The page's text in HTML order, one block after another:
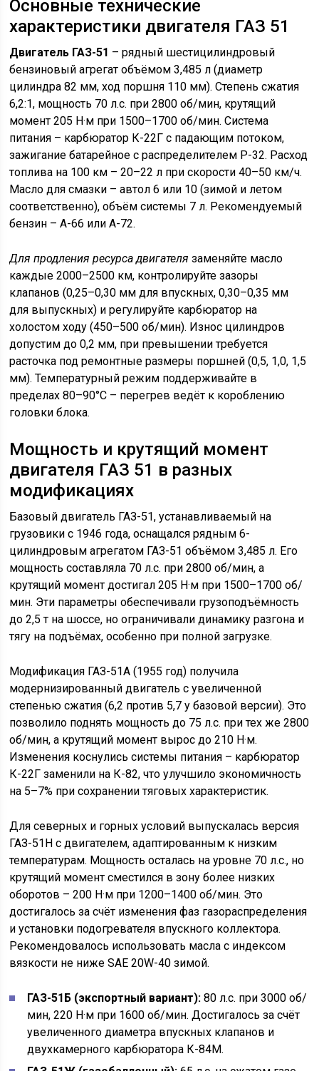
Основные технические
характеристики двигателя ГАЗ 51
Двигатель ГАЗ-51 – рядный шестицилиндровый
бензиновый агрегат объёмом 3,485 л (диаметр
цилиндра 82 мм, ход поршня 110 мм). Степень сжатия
6,2:1, мощность 70 л.с. при 2800 об/мин, крутящий
момент 205 Н·м при 1500–1700 об/мин. Система
питания – карбюратор К-22Г с падающим потоком,
зажигание батарейное с распределителем Р-32. Расход
топлива на 100 км – 20–22 л при скорости 40–50 км/ч.
Масло для смазки – автол 6 или 10 (зимой и летом
соответственно), объём системы 7 л. Рекомендуемый
бензин – А-66 или А-72.
Для продления ресурса двигателя заменяйте масло
каждые 2000–2500 км, контролируйте зазоры
клапанов (0,25–0,30 мм для впускных, 0,30–0,35 мм
для выпускных) и регулируйте карбюратор на
холостом ходу (450–500 об/мин). Износ цилиндров
допустим до 0,2 мм, при превышении требуется
расточка под ремонтные размеры поршней (0,5, 1,0, 1,5
мм). Температурный режим поддерживайте в
пределах 80–90°C – перегрев ведёт к короблению
головки блока.
Мощность и крутящий момент
двигателя ГАЗ 51 в разных
модификациях
Базовый двигатель ГАЗ-51, устанавливаемый на
грузовики с 1946 года, оснащался рядным 6-
цилиндровым агрегатом ГАЗ-51 объёмом 3,485 л. Его
мощность составляла 70 л.с. при 2800 об/мин, а
крутящий момент достигал 205 Н·м при 1500–1700 об/
мин. Эти параметры обеспечивали грузоподъёмность
до 2,5 т на шоссе, но ограничивали динамику разгона и
тягу на подъёмах, особенно при полной загрузке.
Модификация ГАЗ-51А (1955 год) получила
модернизированный двигатель с увеличенной
степенью сжатия (6,2 против 5,7 у базовой версии). Это
позволило поднять мощность до 75 л.с. при тех же 2800
об/мин, а крутящий момент вырос до 210 Н·м.
Изменения коснулись системы питания – карбюратор
К-22Г заменили на К-82, что улучшило экономичность
на 5–7% при сохранении тяговых характеристик.
Для северных и горных условий выпускалась версия
ГАЗ-51Н с двигателем, адаптированным к низким
температурам. Мощность осталась на уровне 70 л.с., но
крутящий момент сместился в зону более низких
оборотов – 200 Н·м при 1200–1400 об/мин. Это
достигалось за счёт изменения фаз газораспределения
и установки подогревателя впускного коллектора.
Рекомендовалось использовать масла с индексом
вязкости не ниже SAE 20W-40 зимой.
ГАЗ-51Б (экспортный вариант): 80 л.с. при 3000 об/
мин, 220 Н·м при 1600 об/мин. Достигалось за счёт
увеличенного диаметра впускных клапанов и
двухкамерного карбюратора К-84М.